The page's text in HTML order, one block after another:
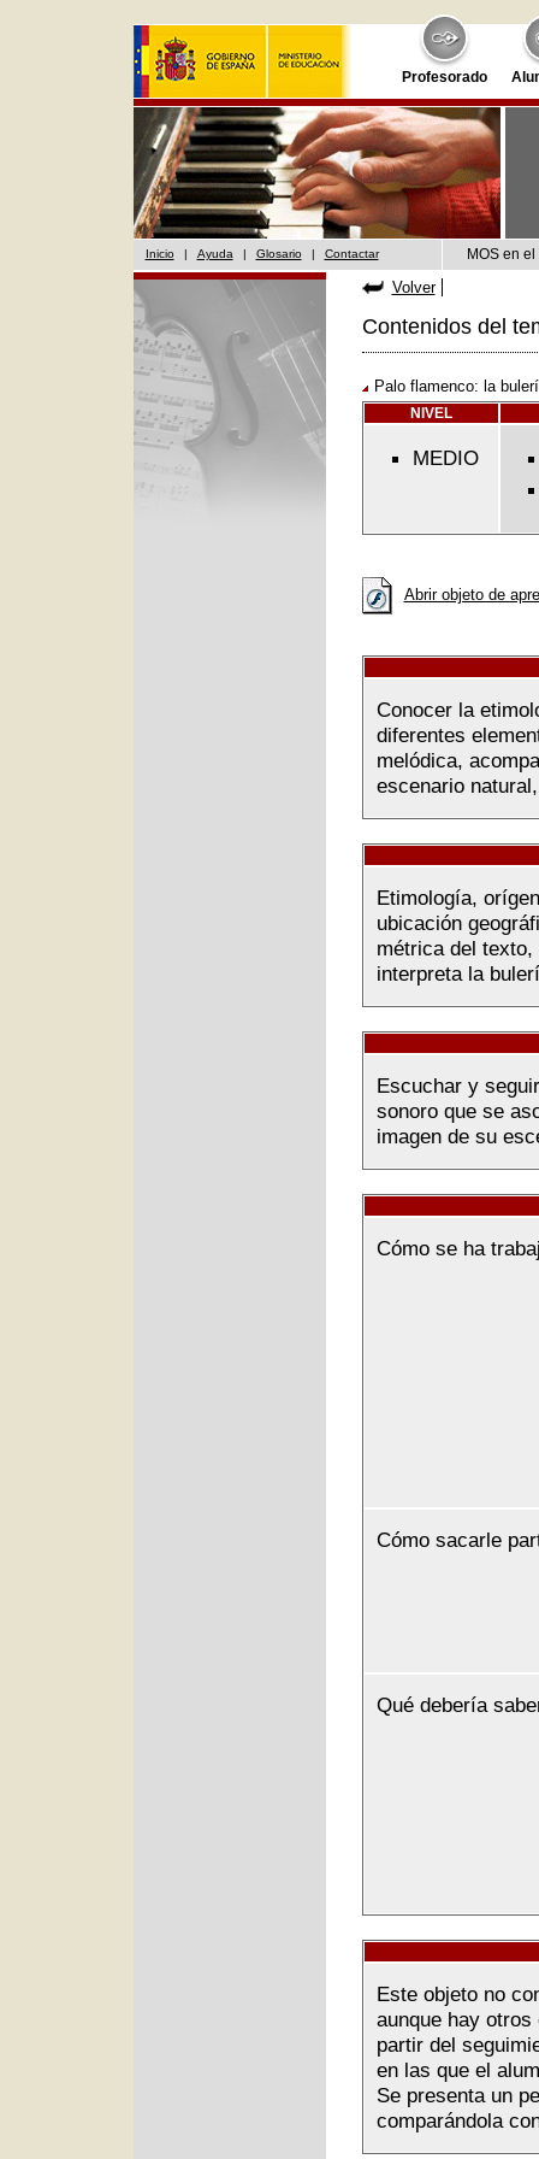
Profesorado
Inicio | Ayuda | Glosario | Contactar MOS en
Volver
Contenidos del
Palo flamenco: la
NIVEL
MEDIO
Abrir objeto de
Conocer la
diferentes
melódica,
escenario
Etimología,
ubicación
métrica del
interpreta la
Escuchar y
sonoro que se
imagen de su
Cómo se ha
Cómo sacarle
Qué debería
Este objeto no
aunque hay
partir del
en las que el
Se presenta un
comparándola